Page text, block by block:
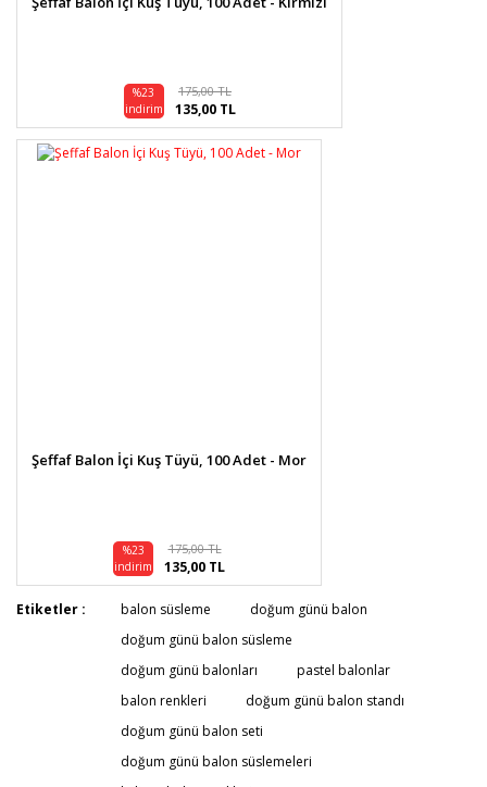
%23
indirim
175,00 TL
135,00 TL
Şeffaf Balon İçi Kuş Tüyü, 100 Adet - Mor
%23
indirim
175,00 TL
135,00 TL
Etiketler : balon süsleme
doğum günü balon
doğum günü balon süsleme
doğum günü balonları
pastel balonlar
balon renkleri
doğum günü balon standı
doğum günü balon seti
doğum günü balon süslemeleri